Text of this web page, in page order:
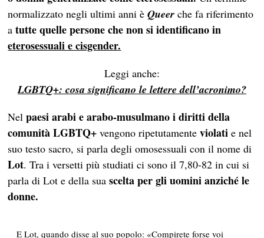
normalizzato negli ultimi anni èQueer che fa riferimento
a tutte quelle persone che non si identificano in
eterosessuali e cisgender.
Leggi anche:
LGBTQ+: cosa significano le lettere dell’acronimo?
Nelpaesi arabi e arabo-musulmano i diritti della
comunità LGBTQ+ vengono ripetutamenteviolati e nel
suo testo sacro, si parla degli omosessuali con il nome di
Lot. Tra i versetti più studiati ci sono il 7,80-82 in cui si
parla di Lot e della suascelta per gli uomini anziché le
donne.
E Lot, quando disse al suo popolo: «Compirete forse voi